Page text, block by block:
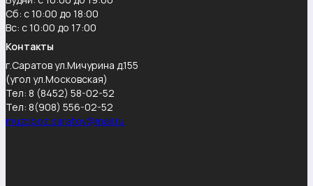
Сб: с 10:00 до 18:00
Вс: с 10:00 до 17:00
Контакты
г.Саратов ул.Мичурина д.155
(угол ул.Московская)
Тел: 8 (8452) 58-02-52
Тел: 8(908) 556-02-52
muzoboz.saratov@mail.ru